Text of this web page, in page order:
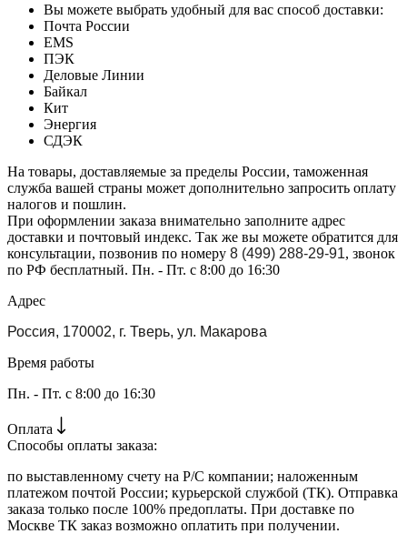
Вы можете выбрать удобный для вас способ доставки:
Почта России
EMS
ПЭК
Деловые Линии
Байкал
Кит
Энергия
СДЭК
На товары, доставляемые за пределы России, таможенная
служба вашей страны может дополнительно запросить оплату
налогов и пошлин.
При оформлении заказа внимательно заполните адрес
доставки и почтовый индекс. Так же вы можете обратится для
консультации, позвонив по номеру 8 (499) 288-29-91, звонок
по РФ бесплатный. Пн. - Пт. с 8:00 до 16:30
Адрес
Россия, 170002, г. Тверь, ул. Макарова
Время работы
Пн. - Пт. с 8:00 до 16:30
Оплата
Способы оплаты заказа:
по выставленному счету на Р/С компании; наложенным
платежом почтой России; курьерской службой (ТК). Отправка
заказа только после 100% предоплаты. При доставке по
Москве ТК заказ возможно оплатить при получении.